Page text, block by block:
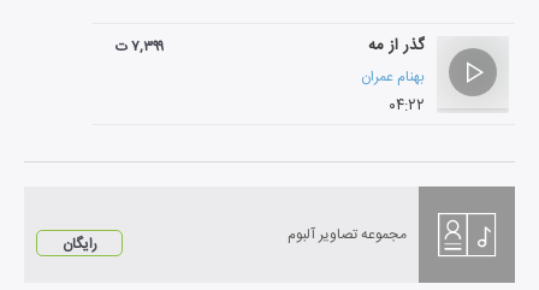
گذر از مه
بهنام عمران
۰۴:۲۲
۷,۳۹۹ ت
مجموعه تصاویر آلبوم رایگان